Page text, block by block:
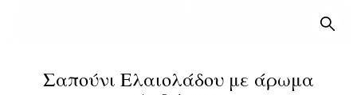
Σαπούνι Ελαιολάδου με άρωμα